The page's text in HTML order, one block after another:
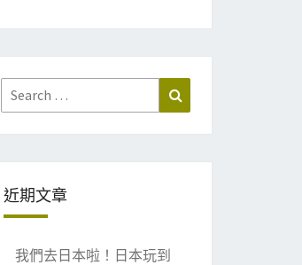
Search
for:
近期文章
我們去日本啦！日本玩到